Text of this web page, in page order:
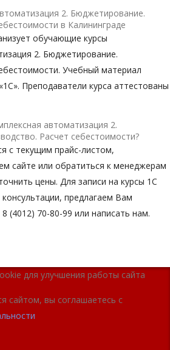
2. Бюджетирование.
в Калининграде
обучающие курсы
2. Бюджетирование.
Учебный материал
Преподаватели курса аттестованы
автоматизация 2.
Расчет себестоимости?
с текущим прайс-листом,
сайте или обратиться к менеджерам
цены. Для записи на курсы 1С
предлагаем Вам
(4012) 70-80-99 или написать нам.
для улучшения работы сайта
сайтом, вы соглашаетесь с